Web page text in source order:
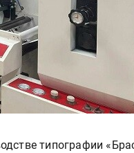
типографии